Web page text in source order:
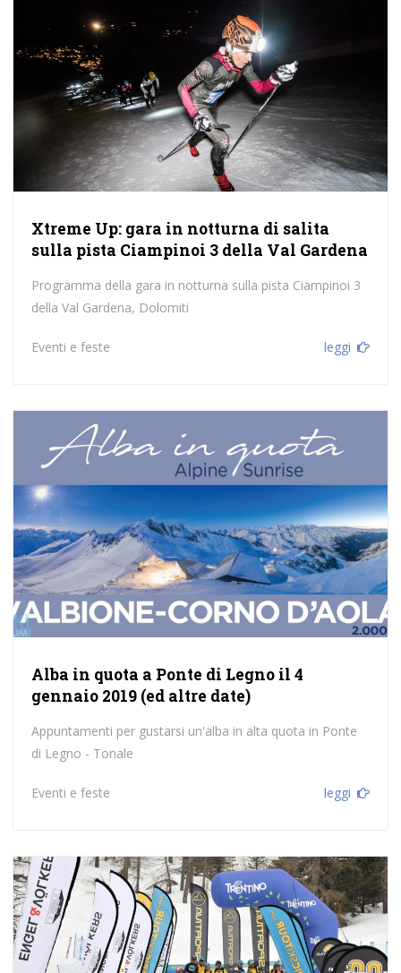
Xtreme Up: gara in notturna di salita
sulla pista Ciampinoi 3 della Val Gardena
Programma della gara in notturna sulla pista Ciampinoi 3
della Val Gardena, Dolomiti
Eventi e feste leggi
Alba in quota a Ponte di Legno il 4
gennaio 2019 (ed altre date)
Appuntamenti per gustarsi un'alba in alta quota in Ponte
di Legno - Tonale
Eventi e feste leggi